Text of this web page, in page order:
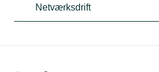
Netværksdrift